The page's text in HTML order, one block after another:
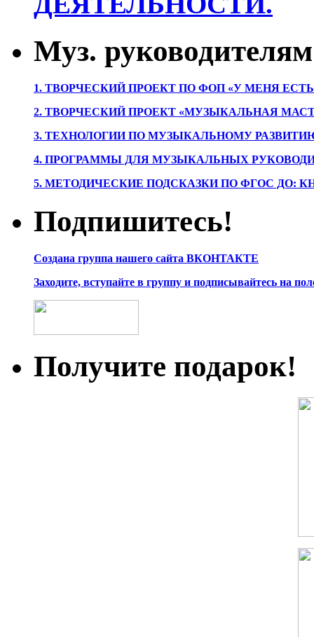
Муз. руководителям
1. ТВОРЧЕСКИЙ ПРОЕКТ ПО ФОП «У МЕНЯ
2. ТВОРЧЕСКИЙ ПРОЕКТ «МУЗЫКАЛЬНАЯ
3. ТЕХНОЛОГИИ ПО МУЗЫКАЛЬНОМУ
4. ПРОГРАММЫ ДЛЯ МУЗЫКАЛЬНЫХ
5. МЕТОДИЧЕСКИЕ ПОДСКАЗКИ ПО ФГОС ДО:
Подпишитесь!
Создана группа нашего сайта ВКОНТАКТЕ
Заходите, вступайте в группу и подписывайтесь на
Получите подарок!